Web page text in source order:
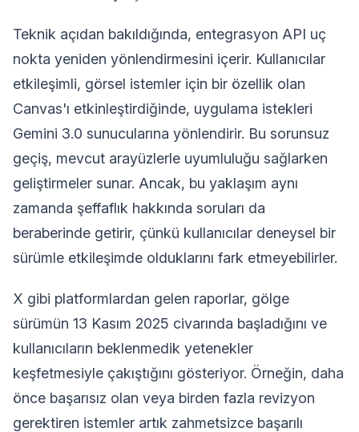
Teknik açıdan bakıldığında, entegrasyon API uç
nokta yeniden yönlendirmesini içerir. Kullanıcılar
etkileşimli, görsel istemler için bir özellik olan
Canvas'ı etkinleştirdiğinde, uygulama istekleri
Gemini 3.0 sunucularına yönlendirir. Bu sorunsuz
geçiş, mevcut arayüzlerle uyumluluğu sağlarken
geliştirmeler sunar. Ancak, bu yaklaşım aynı
zamanda şeffaflık hakkında soruları da
beraberinde getirir, çünkü kullanıcılar deneysel bir
sürümle etkileşimde olduklarını fark etmeyebilirler.
X gibi platformlardan gelen raporlar, gölge
sürümün 13 Kasım 2025 civarında başladığını ve
kullanıcıların beklenmedik yetenekler
keşfetmesiyle çakıştığını gösteriyor. Örneğin, daha
önce başarısız olan veya birden fazla revizyon
gerektiren istemler artık zahmetsizce başarılı